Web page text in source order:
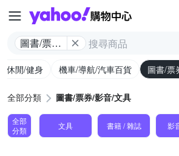
Yahoo購
圖書/票券/
/休閒/健身 機車/導航/汽車百貨 圖書/票
全部分類 圖書/票券/影音/文具
全部
分類
文具 書籍 / 雜誌 影